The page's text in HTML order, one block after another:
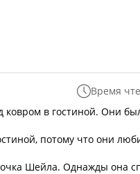
Время
ковром в гостиной. Они
потому что они
Шейла. Однажды она